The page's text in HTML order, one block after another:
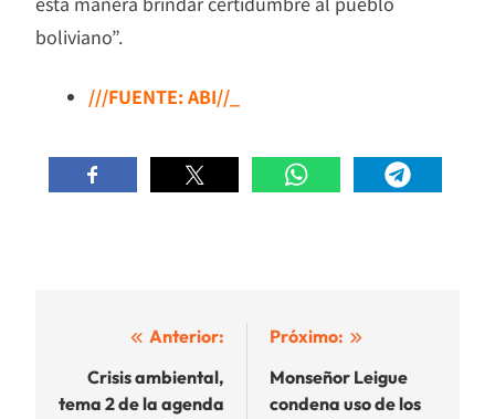
boliviano”.
///FUENTE: ABI//_
Navegación
Anterior:
Crisis ambiental,
tema 2 de la agenda
Próximo:
Monseñor Leigue
condena uso de los